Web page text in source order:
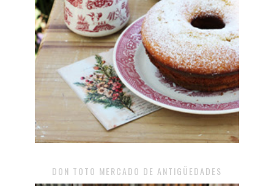
DON TOTO MERCADO DE ANTIGÜEDADES